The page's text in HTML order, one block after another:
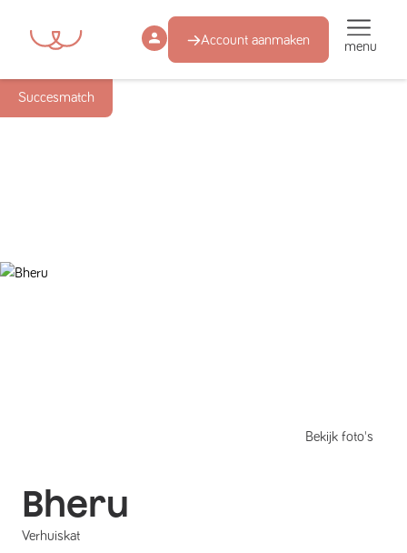
Account aanmaken menu
Succesmatch
Bekijk foto's
Bheru
Verhuiskat